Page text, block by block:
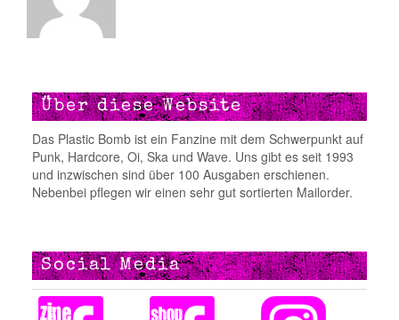
Über diese Website
Das Plastic Bomb ist ein Fanzine mit dem Schwerpunkt auf
Punk, Hardcore, Oi, Ska und Wave. Uns gibt es seit 1993
und inzwischen sind über 100 Ausgaben erschienen.
Nebenbei pflegen wir einen sehr gut sortierten Mailorder.
Social Media